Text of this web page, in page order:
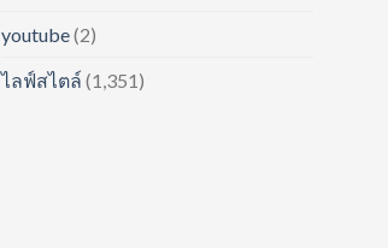
youtube(2)
ไลฟ์สไตล์ (1,351)